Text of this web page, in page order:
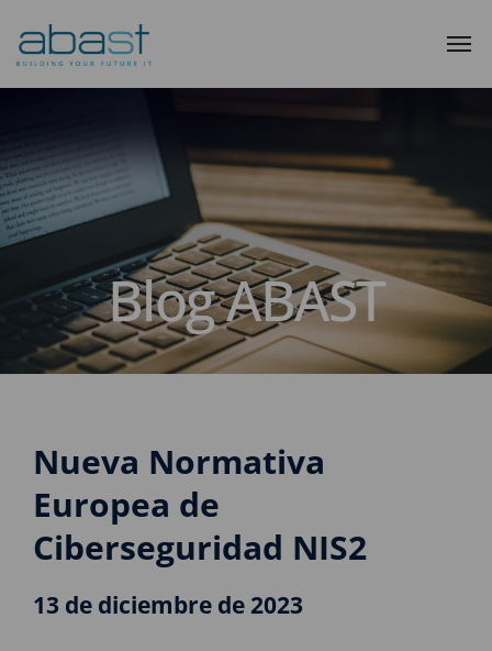
Blog ABAST
Nueva Normativa
Europea de
Ciberseguridad NIS2
13 de diciembre de 2023